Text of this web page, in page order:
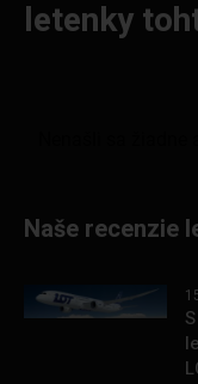
letenky
Naše recenzie